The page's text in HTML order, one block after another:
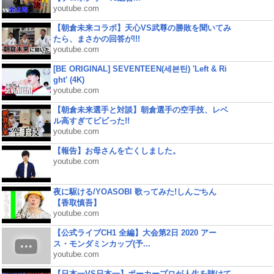
youtube.com
【朝倉未来コラボ】天心VS武尊の勝敗を聞いてみ
たら、まさかの回答が!!!
youtube.com
[BE ORIGINAL] SEVENTEEN(세븐틴) 'Left & Ri
ght' (4K)
youtube.com
【朝倉未来選手と対談】朝倉選手の空手技、レベ
ル高すぎてビビった!!
youtube.com
【報告】お母さんを亡くしました。
youtube.com
夜に駆ける/YOASOBI 歌ってみた!しんごちん
【香取慎吾】
youtube.com
【公式ライブCH1 全編】大会第2日 2020 アー
ス・モンダミンカップ(予...
youtube.com